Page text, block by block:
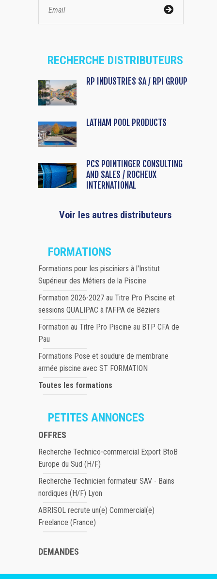
RECHERCHE DISTRIBUTEURS
RP INDUSTRIES SA / RPI GROUP
LATHAM POOL PRODUCTS
PCS POINTINGER CONSULTING
AND SALES / ROCHEUX
INTERNATIONAL
Voir les autres distributeurs
FORMATIONS
Formations pour les pisciniers à l'Institut
Supérieur des Métiers de la Piscine
Formation 2026-2027 au Titre Pro Piscine et
sessions QUALIPAC à l'AFPA de Béziers
Formation au Titre Pro Piscine au BTP CFA de
Pau
Formations Pose et soudure de membrane
armée piscine avec ST FORMATION
Toutes les formations
PETITES ANNONCES
OFFRES
Recherche Technico-commercial Export BtoB
Europe du Sud (H/F)
Recherche Technicien formateur SAV - Bains
nordiques (H/F) Lyon
ABRISOL recrute un(e) Commercial(e)
Freelance (France)
DEMANDES